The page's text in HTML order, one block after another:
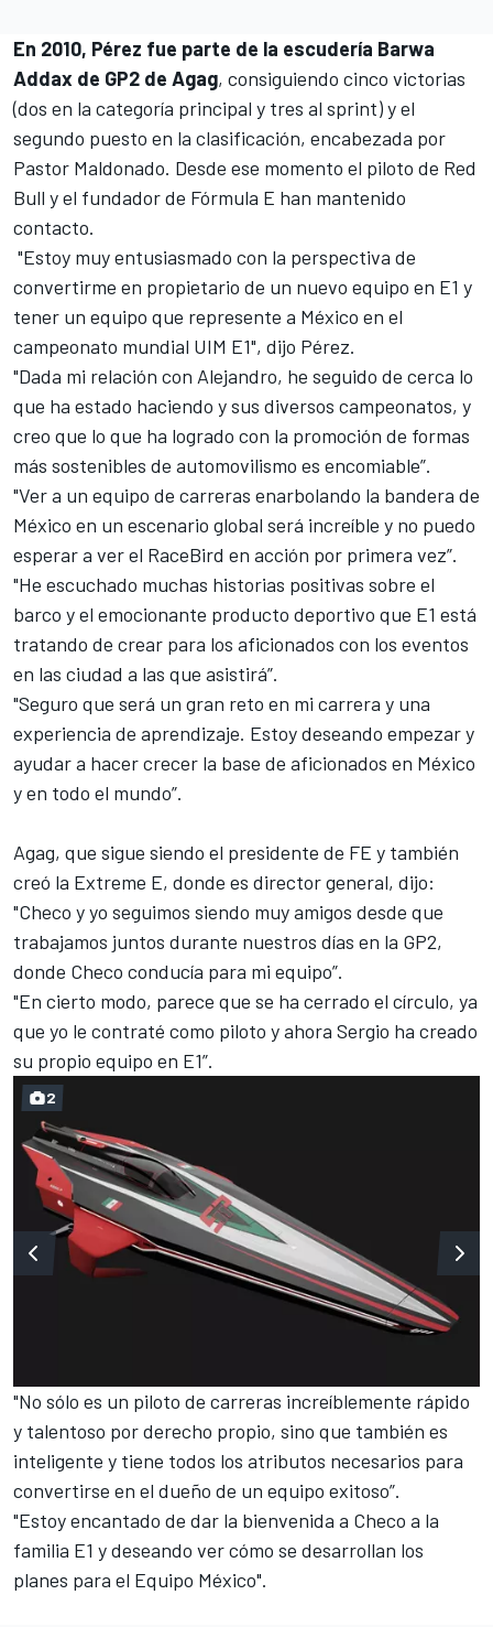
En 2010, Pérez fue parte de la escudería Barwa
Addax de GP2 de Agag, consiguiendo cinco victorias
(dos en la categoría principal y tres al sprint) y el
segundo puesto en la clasificación, encabezada por
Pastor Maldonado. Desde ese momento el piloto de Red
Bull y el fundador de Fórmula E han mantenido
contacto.
"Estoy muy entusiasmado con la perspectiva de
convertirme en propietario de un nuevo equipo en E1 y
tener un equipo que represente a México en el
campeonato mundial UIM E1", dijo Pérez.
"Dada mi relación con Alejandro, he seguido de cerca lo
que ha estado haciendo y sus diversos campeonatos, y
creo que lo que ha logrado con la promoción de formas
más sostenibles de automovilismo es encomiable”.
"Ver a un equipo de carreras enarbolando la bandera de
México en un escenario global será increíble y no puedo
esperar a ver el RaceBird en acción por primera vez”.
"He escuchado muchas historias positivas sobre el
barco y el emocionante producto deportivo que E1 está
tratando de crear para los aficionados con los eventos
en las ciudad a las que asistirá”.
"Seguro que será un gran reto en mi carrera y una
experiencia de aprendizaje. Estoy deseando empezar y
ayudar a hacer crecer la base de aficionados en México
y en todo el mundo”.
Agag, que sigue siendo el presidente de FE y también
creó la Extreme E, donde es director general, dijo:
"Checo y yo seguimos siendo muy amigos desde que
trabajamos juntos durante nuestros días en la GP2,
donde Checo conducía para mi equipo”.
"En cierto modo, parece que se ha cerrado el círculo, ya
que yo le contraté como piloto y ahora Sergio ha creado
su propio equipo en E1”.
2
"No sólo es un piloto de carreras increíblemente rápido
y talentoso por derecho propio, sino que también es
inteligente y tiene todos los atributos necesarios para
convertirse en el dueño de un equipo exitoso”.
"Estoy encantado de dar la bienvenida a Checo a la
familia E1 y deseando ver cómo se desarrollan los
planes para el Equipo México".